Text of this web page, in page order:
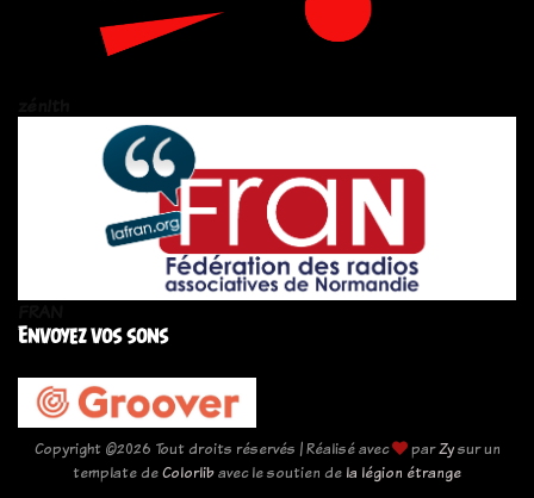
Envoyez vos sons
Copyright ©2026 Tout droits réservés | Réalisé avec parZysur un
template deColorlibavec le soutien de la légion étrange